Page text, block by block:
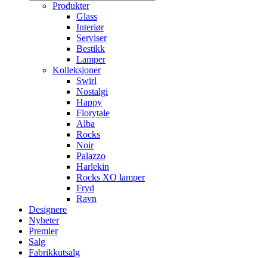
Produkter
Glass
Interiør
Serviser
Bestikk
Lamper
Kolleksjoner
Swirl
Nostalgi
Happy
Florytale
Alba
Rocks
Noir
Palazzo
Harlekin
Rocks XO lamper
Fryd
Ravn
Designere
Nyheter
Premier
Salg
Fabrikkutsalg